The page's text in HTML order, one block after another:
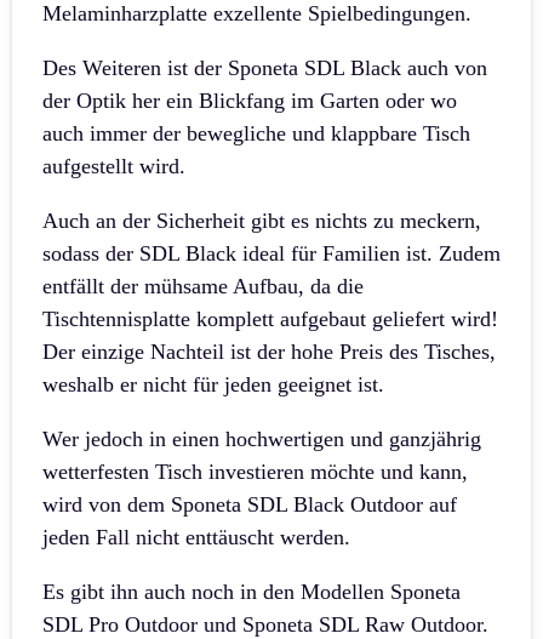
Melaminharzplatte exzellente Spielbedingungen.
Des Weiteren ist der Sponeta SDL Black auch von
der Optik her ein Blickfang im Garten oder wo
auch immer der bewegliche und klappbare Tisch
aufgestellt wird.
Auch an der Sicherheit gibt es nichts zu meckern,
sodass der SDL Black ideal für Familien ist. Zudem
entfällt der mühsame Aufbau, da die
Tischtennisplatte komplett aufgebaut geliefert wird!
Der einzige Nachteil ist der hohe Preis des Tisches,
weshalb er nicht für jeden geeignet ist.
Wer jedoch in einen hochwertigen und ganzjährig
wetterfesten Tisch investieren möchte und kann,
wird von dem Sponeta SDL Black Outdoor auf
jeden Fall nicht enttäuscht werden.
Es gibt ihn auch noch in den Modellen Sponeta
SDL Pro Outdoor und Sponeta SDL Raw Outdoor.